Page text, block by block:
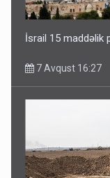
İsrail 15 maddəlik
7 Avqust 16:27